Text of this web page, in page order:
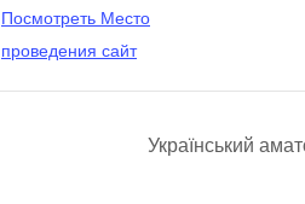
Посмотреть Место
проведения сайт
Український